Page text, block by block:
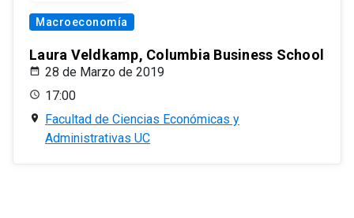
Macroeconomía
Laura Veldkamp, Columbia Business School
28 de Marzo de 2019
17:00
Facultad de Ciencias Económicas y
Administrativas UC